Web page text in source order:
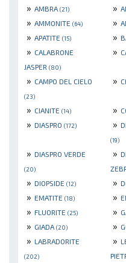
» AMBRA (21) »
» AMMONITE (64) »
» APATITE (15) »
» CALABRONE
JASPER (80)
»
» CAMPO DEL CIELO
(23)
»
» CIANITE (14) »
» DIASPRO (172) »
(19)
» DIASPRO VERDE
(20)
»
» DIOPSIDE (12) »
» EMATITE (18) »
» FLUORITE (25) »
» GIADA (20) »
» LABRADORITE
(202)
»